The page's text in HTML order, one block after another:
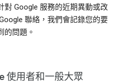
對 Google 服務的近期異動或改
聯絡，我們會記錄您的要
的問題。
使用者和一般大眾